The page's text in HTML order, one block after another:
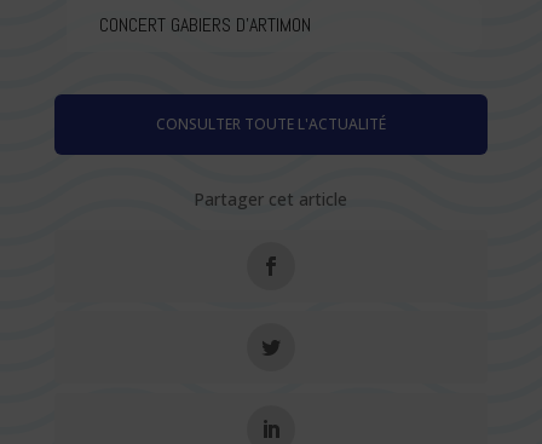
CONCERT GABIERS D’ARTIMON
CONSULTER TOUTE L'ACTUALITÉ
Partager cet article